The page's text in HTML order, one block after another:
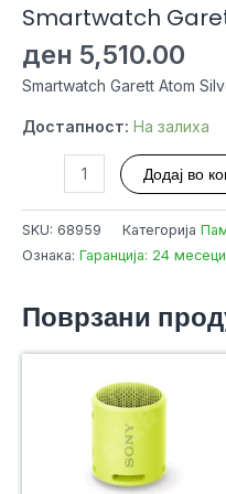
Smartwatch
ден 5,510.00
Smartwatch Garett Atom
Достапност: На залиха
Smartwatch
Garett
Atom
Додај во
SKU: 68959 Категорија
Ознака: Гаранција: 24 месеци
Поврзани